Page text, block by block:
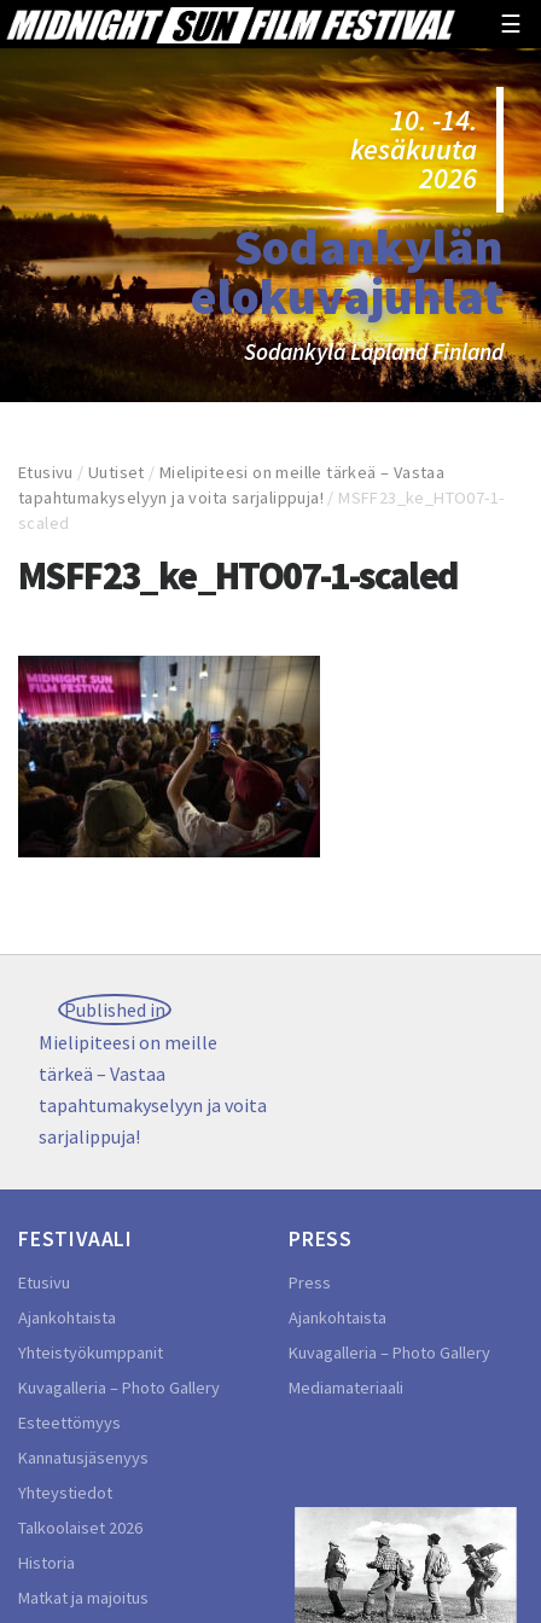
☰
10. -14.
kesäkuuta
2026
Sodankylän
elokuvajuhlat
Sodankylä Lapland Finland
Etusivu /Uutiset /Mielipiteesi on meille tärkeä – Vastaa
tapahtumakyselyyn ja voita sarjalippuja! / MSFF23_ke_HTO07-1-
scaled
MSFF23_ke_HTO07-1-scaled
Artikkelien
selaus
Published in
Mielipiteesi on meille
tärkeä – Vastaa
tapahtumakyselyyn ja voita
sarjalippuja!
FESTIVAALI
Etusivu
Ajankohtaista
Yhteistyökumppanit
Kuvagalleria – Photo Gallery
Esteettömyys
Kannatusjäsenyys
Yhteystiedot
Talkoolaiset 2026
Historia
Matkat ja majoitus
PRESS
Press
Ajankohtaista
Kuvagalleria – Photo Gallery
Mediamateriaali